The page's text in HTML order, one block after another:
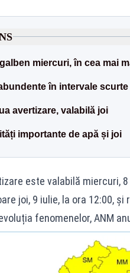
miercuri, în cea mai
în intervale scurte
avertizare, valabilă joi
importante de apă și joi
este valabilă miercuri,
joi, 9 iulie, la ora 12:00, și
fenomenelor, ANM